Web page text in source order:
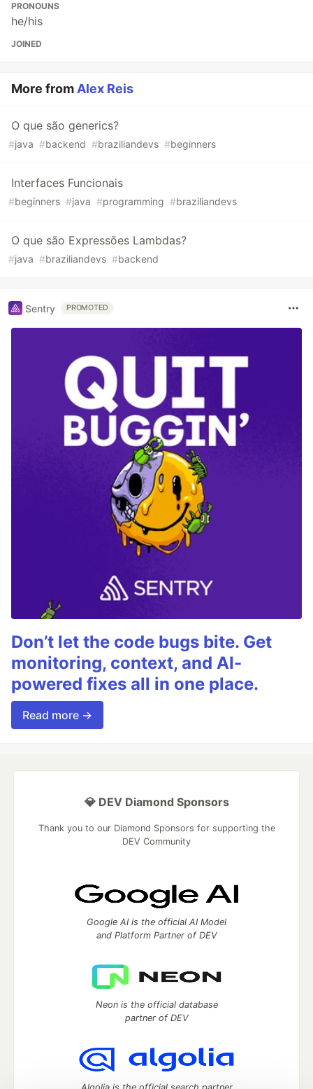
PRONOUNS
he/his
JOINED
More from Alex Reis
O que são generics?
#java #backend #braziliandevs #beginners
Interfaces Funcionais
#beginners #java #programming #braziliandevs
O que são Expressões Lambdas?
#java #braziliandevs #backend
Sentry PROMOTED
Don’t let the code bugs bite. Get
monitoring, context, and AI-
powered fixes all in one place.
Read more →
💎 DEV Diamond Sponsors
Thank you to our Diamond Sponsors for supporting the
DEV Community
Google AI is the official AI Model
and Platform Partner of DEV
Neon is the official database
partner of DEV